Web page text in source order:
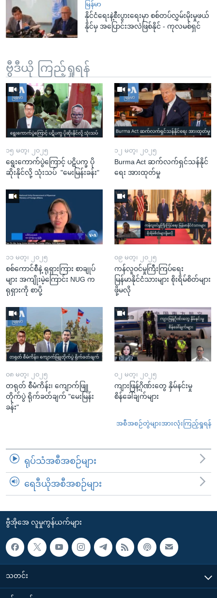
မြန်မာ
နိုင်ငံရေးနဲ့စီးပွားရေးမှာ စစ်တပ်လွှမ်းမိုးမှုဖယ်
နိုင်မှ အပြောင်းအလဲဖြစ်နိုင် - ကုလမစ်ရှင်
ဗွီဒီယို ကြည့်ရှုရန်
၁၅ မတ္၊ ၂၀၂၅
ရွေးကောက်ပွဲကြောင့် ပဋိပက္ခ ပို
ဆိုးနိုင်လို့ သုံးသပ် "မေးမြန်းခန်း"
၁၂ မတ္၊ ၂၀၂၅
Burma Act ဆက်လက်ရှင်သန်နိုင်
ရေး အားထုတ်မှု
၁၁ မတ္၊ ၂၀၂၅
စစ်ကောင်စီနဲ့ ရုရှားကြား စာချုပ်
များ အကျိုးမဲ့ကြောင်း NUG က
ရုရှားကို စာပို့
၀၉ မတ္၊ ၂၀၂၅
ကန်လူဝင်မှုကြီးကြပ်ရေး
မြန်မာနိုင်ငံသားများ စိုးရိမ်စိတ်များ
ဖို့မလို
၀၈ မတ္၊ ၂၀၂၅
တရုတ် စီမံကိန်း၊ ကျောက်ဖြူ
တိုက်ပွဲ ရိုက်ခတ်ချက် "မေးမြန်း
ခန်း"
၀၂ မတ္၊ ၂၀၂၅
ကျားဖြန့်ဂိုဏ်းတွေ နှိမ်နင်းမှု
စိန်ခေါ်ချက်များ
အစီအစဉ်တွဲများအားလုံးကြည့်ရှုရန်
ရုပ်သံအစီအစဉ်များ
ရေဒီယိုအစီအစဉ်များ
ဗွီအိုအေ လူမှုကွန်ယက်များ
သတင်း